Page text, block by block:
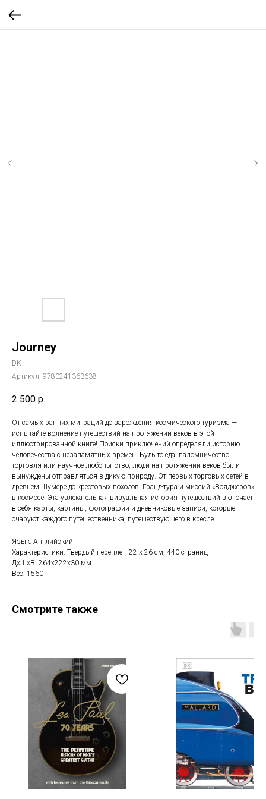
Journey
DK
Артикул: 9780241363638
2 500 р.
От самых ранних миграций до зарождения космического туризма —
испытайте волнение путешествий на протяжении веков в этой
иллюстрированной книге! Поиски приключений определяли историю
человечества с незапамятных времен. Будь то еда, паломничество,
торговля или научное любопытство, люди на протяжении веков были
вынуждены отправляться в дикую природу. От первых торговых сетей в
древнем Шумере до крестовых походов, Гранд-тура и миссий «Вояджеров»
в космосе. Эта увлекательная визуальная история путешествий включает
в себя карты, картины, фотографии и дневниковые записи, которые
очаруют каждого путешественника, путешествующего в кресле.
Язык: Английский
Характеристики: Твердый переплет, 22 х 26 см, 440 страниц
ДxШxВ: 264x222x30 мм
Вес: 1560 г
Смотрите также